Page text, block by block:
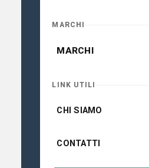
MARCHI
MARCHI
LINK UTILI
CHI SIAMO
CONTATTI